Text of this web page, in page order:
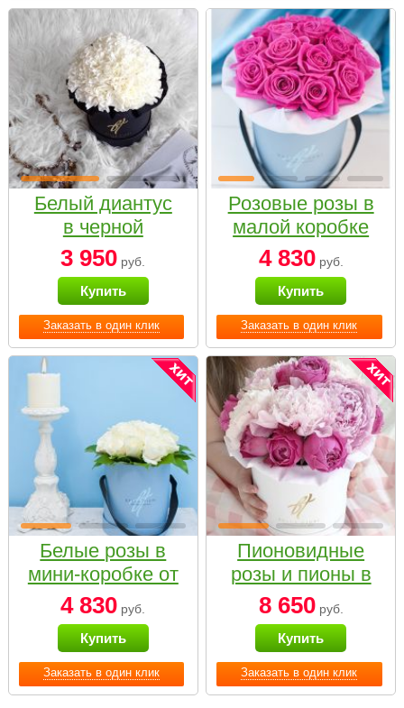
Заказать в один клик
Белый диантус
в черной
коробке Small
3 950 руб.
Купить
Заказать в один клик
Розовые розы в
малой коробке
4 830руб.
Купить
Заказать в один клик
Белые розы в
мини-коробке от
Bella Fiori
4 830 руб.
Купить
Заказать в один клик
Пионовидные
розы и пионы в
белой коробке
Small
8 650руб.
Купить